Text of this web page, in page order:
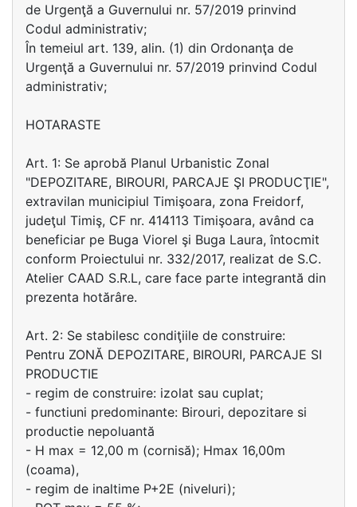
de Urgenţă a Guvernului nr. 57/2019 prinvind
Codul administrativ;
În temeiul art. 139, alin. (1) din Ordonanţa de
Urgenţă a Guvernului nr. 57/2019 prinvind Codul
administrativ;
HOTARASTE
Art. 1: Se aprobă Planul Urbanistic Zonal
"DEPOZITARE, BIROURI, PARCAJE ŞI PRODUCŢIE",
extravilan municipiul Timişoara, zona Freidorf,
judeţul Timiş, CF nr. 414113 Timişoara, având ca
beneficiar pe Buga Viorel şi Buga Laura, întocmit
conform Proiectului nr. 332/2017, realizat de S.C.
Atelier CAAD S.R.L, care face parte integrantă din
prezenta hotărâre.
Art. 2: Se stabilesc condiţiile de construire:
Pentru ZONĂ DEPOZITARE, BIROURI, PARCAJE SI
PRODUCTIE
- regim de construire: izolat sau cuplat;
- functiuni predominante: Birouri, depozitare si
productie nepoluantă
- H max = 12,00 m (cornisă); Hmax 16,00m
(coama),
- regim de inaltime P+2E (niveluri);